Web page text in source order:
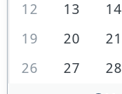
12
13 14
19
20 21
26
27 28